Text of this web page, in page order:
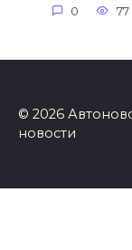
0 77
© 2026
новости